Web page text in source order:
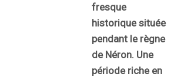
fresque
historique située
pendant le règne
de Néron. Une
période riche en